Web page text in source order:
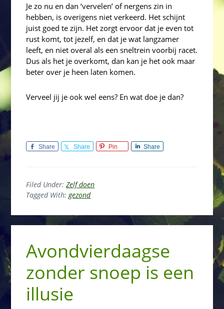
Je zo nu en dan ‘vervelen’ of nergens zin in
hebben, is overigens niet verkeerd. Het schijnt
juist goed te zijn. Het zorgt ervoor dat je even tot
rust komt, tot jezelf, en dat je wat langzamer
leeft, en niet overal als een sneltrein voorbij racet.
Dus als het je overkomt, dan kan je het ook maar
beter over je heen laten komen.
Verveel jij je ook wel eens? En wat doe je dan?
Share Share Pin Share
Filed Under:Zelf doen
Tagged With:gezond
Avondvierdaagse
zonder snoep is een
illusie